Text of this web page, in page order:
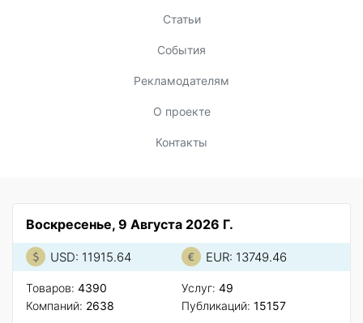
Статьи
События
Рекламодателям
О проекте
Контакты
Воскресенье, 9 Августа 2026 Г.
USD: 11915.64 EUR: 13749.46
Товаров: 4390
Компаний: 2638
Услуг: 49
Публикаций: 15157